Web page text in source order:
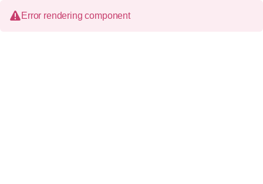
Error rendering component